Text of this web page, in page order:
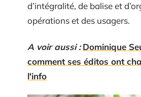
d’intégralité, de balise et
opérations et des usagers.
A voir aussi : Dominique
comment ses éditos ont
l'info